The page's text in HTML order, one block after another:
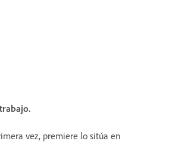
vez, premiere lo sitúa en